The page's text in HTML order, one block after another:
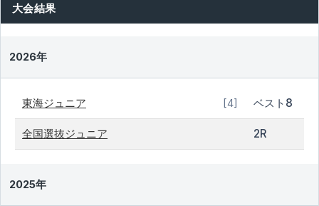
大会結果
2026年
東海ジュニア [4] ベスト8
全国選抜ジュニア 2R
2025年